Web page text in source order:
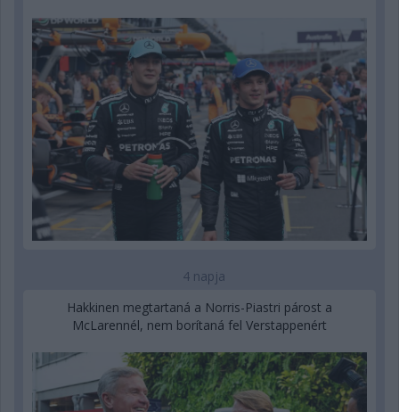
4 napja
Hakkinen megtartaná a Norris-Piastri párost a
McLarennél, nem borítaná fel Verstappenért